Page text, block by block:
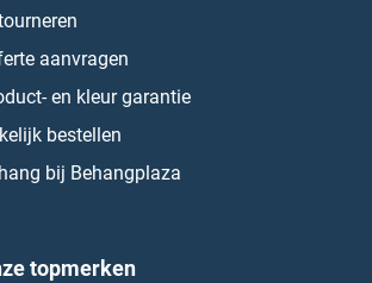
aanvragen
en kleur garantie
bestellen
bij Behangplaza
topmerken